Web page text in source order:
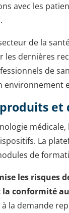
avec les
de la
les dernières
de
environnement
La
de
les risques
conformité
la demande